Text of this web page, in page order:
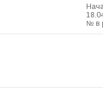
№ в